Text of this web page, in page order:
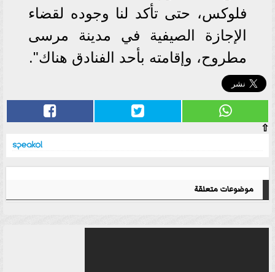
فلوكس، حتى تأكد لنا وجوده لقضاء
الإجازة الصيفية في مدينة مرسى
مطروح، وإقامته بأحد الفنادق هناك".
⇧
موضوعات متعلقة